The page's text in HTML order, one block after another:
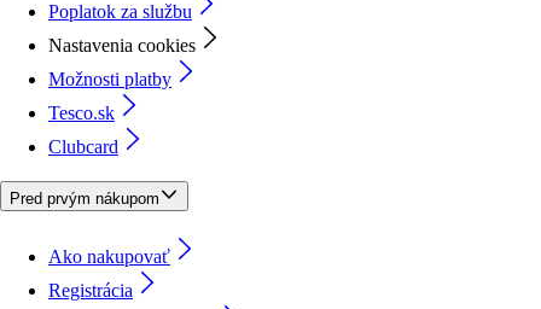
Poplatok za službu
Nastavenia cookies
Možnosti platby
Tesco.sk
Clubcard
Pred prvým nákupom
Ako nakupovať
Registrácia